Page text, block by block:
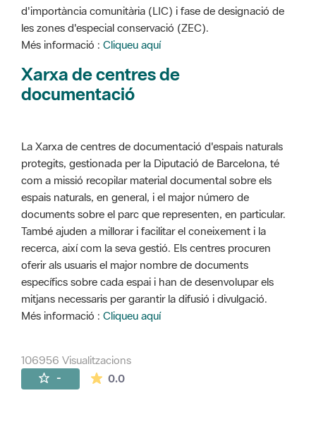
d'importància comunitària (LIC) i fase de designació de
les zones d'especial conservació (ZEC).
Més informació : Cliqueu aquí
Xarxa de centres de
documentació
La Xarxa de centres de documentació d'espais naturals
protegits, gestionada per la Diputació de Barcelona, té
com a missió recopilar material documental sobre els
espais naturals, en general, i el major número de
documents sobre el parc que representen, en particular.
També ajuden a millorar i facilitar el coneixement i la
recerca, així com la seva gestió. Els centres procuren
oferir als usuaris el major nombre de documents
específics sobre cada espai i han de desenvolupar els
mitjans necessaris per garantir la difusió i divulgació.
Més informació : Cliqueu aquí
106956 Visualitzacions
- 0.0La mitjana de les valoracions és de 0